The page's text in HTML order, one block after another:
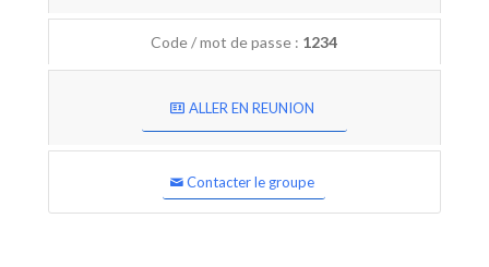
Code / mot de passe : 1234
ALLER EN REUNION
Contacter le groupe